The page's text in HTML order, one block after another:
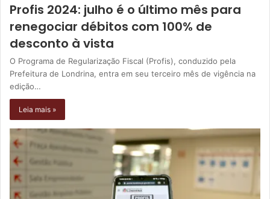
Profis 2024: julho é o último mês para
renegociar débitos com 100% de
desconto à vista
O Programa de Regularização Fiscal (Profis), conduzido pela
Prefeitura de Londrina, entra em seu terceiro mês de vigência na
edição…
Leia mais »